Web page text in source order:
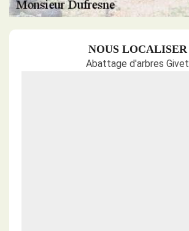
NOUS LOCALISER
Abattage d'arbres Givet